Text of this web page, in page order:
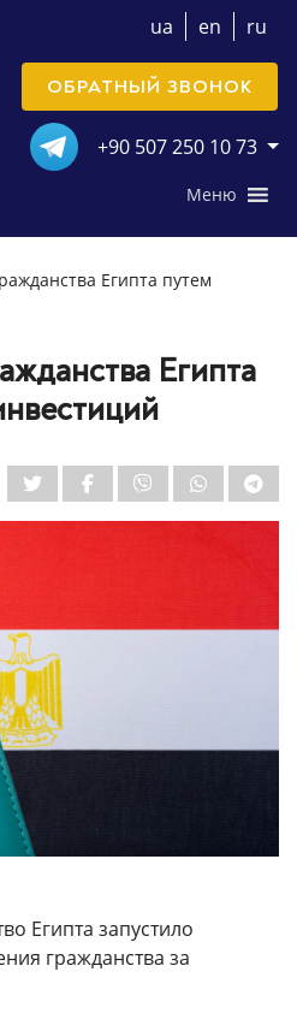
ua en ru
+90 507 250 10 73
ОБРАТНЫЙ ЗВОНОК
Меню
Египта путем
Египта
Египта запустило
гражданства за